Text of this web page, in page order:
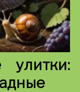
улитки: